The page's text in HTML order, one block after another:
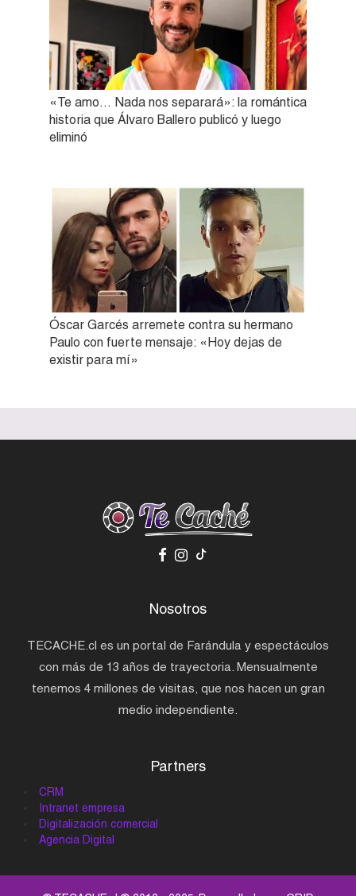
«Te amo… Nada nos separará»: la romántica
historia que Álvaro Ballero publicó y luego
eliminó
Óscar Garcés arremete contra su hermano
Paulo con fuerte mensaje: «Hoy dejas de
existir para mí»
Nosotros
TECACHE.cl es un portal de Farándula y espectáculos
con más de 13 años de trayectoria. Mensualmente
tenemos 4 millones de visitas, que nos hacen un gran
medio independiente.
Partners
CRM
Intranet empresa
Digitalización comercial
Agencia Digital